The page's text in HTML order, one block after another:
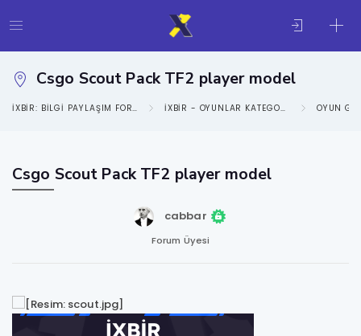
Csgo Scout Pack TF2 player model
IXBIR: BILGI PAYLAŞIM FORUMU IXBIR - OYUNLAR KATEGORISI OYUN
Csgo Scout Pack TF2 player model
cabbar
Forum Üyesi